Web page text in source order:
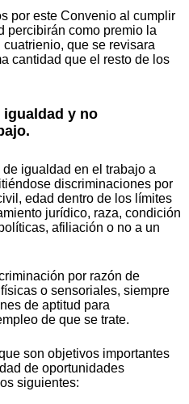
por este Convenio al cumplir
percibirán como premio la
que se revisara
cantidad que el resto de los
y no
igualdad en el trabajo a
discriminaciones por
edad dentro de los límites
jurídico, raza, condición
afiliación o no a un
por razón de
o sensoriales, siempre
de aptitud para
de que se trate.
son objetivos importantes
de oportunidades
siguientes: